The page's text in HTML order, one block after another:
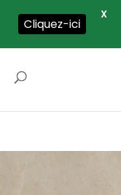
Cliquez-ici
X